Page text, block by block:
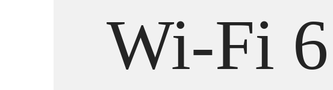
Wi-Fi 6